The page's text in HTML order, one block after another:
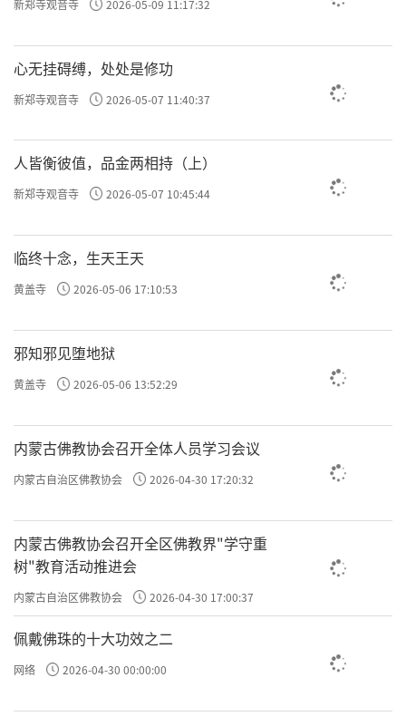
服。这时候怎么办呢？
要“挫令微细”，就像拿个锉子，把一块粗糙的木头
反复打磨，直到它变得光滑，让心慢慢澄净下
来。
新郑寺观音寺 2026-05-09 11:17:32
心无挂碍缚，处处是修功
新郑寺观音寺 2026-05-07 11:40:37
人皆衡彼值，品金两相持（上）
新郑寺观音寺 2026-05-07 10:45:44
临终十念，生天王天
黄盖寺 2026-05-06 17:10:53
邪知邪见堕地狱
黄盖寺 2026-05-06 13:52:29
内蒙古佛教协会召开全体人员学习会议
内蒙古自治区佛教协会 2026-04-30 17:20:32
内蒙古佛教协会召开全区佛教界"学守重
树"教育活动推进会
内蒙古自治区佛教协会 2026-04-30 17:00:37
佩戴佛珠的十大功效之二
网络 2026-04-30 00:00:00